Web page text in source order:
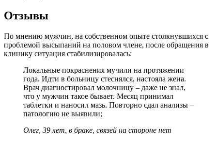
Отзывы
По мнению мужчин, на собственном опыте столкнувшихся с
проблемой высыпаний на половом члене, после обращения в
клинику ситуация стабилизировалась:
Локальные покраснения мучили на протяжении
года. Идти в больницу стеснялся, настояла жена.
Врач диагностировал молочницу – даже не знал,
что у мужчин такое бывает. Месяц принимал
таблетки и наносил мазь. Повторно сдал анализы –
патологию не выявили;
Олег, 39 лет, в браке, связей на стороне нет